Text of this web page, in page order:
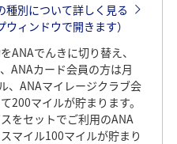
種別について詳しく見る
ウィンドウで開きます）
ANAでんきに切り替え、
ANAカード会員の方は月
、ANAマイレージクラブ会
200マイルが貯まります。
をセットでご利用のANA
マイル100マイルが貯まり